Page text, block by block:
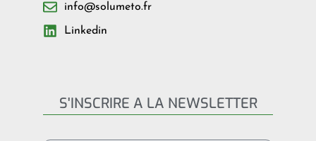
info@solumeto.fr
Linkedin
S'INSCRIRE A LA NEWSLETTER